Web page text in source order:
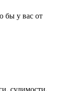
бы у вас от